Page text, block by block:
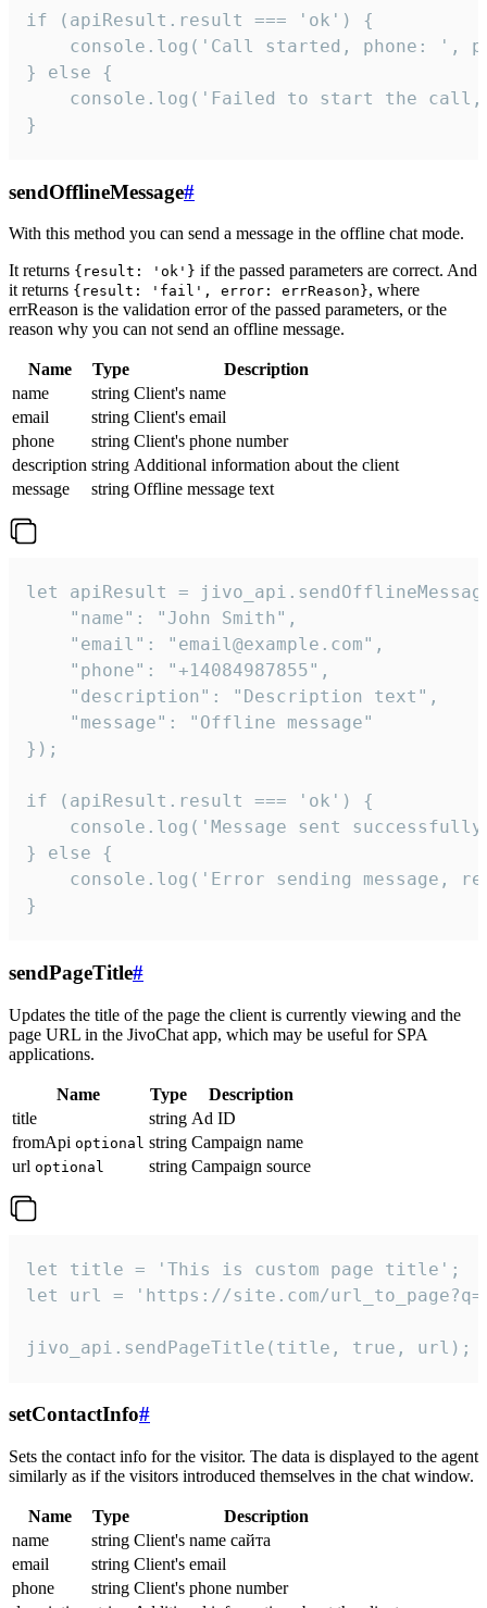
if (apiResult.result === 'ok') {
console.log('Call started, phone: ',
} else {
console.log('Failed to start the
}
sendOfflineMessage#
With this method you can send a message in the offline chat mode.
It returns {result: 'ok'} if the passed parameters are correct. And
it returns {result: 'fail', error: errReason}, where
errReason is the validation error of the passed parameters, or the
reason why you can not send an offline message.
Name Type
Description
name
string Client's name
email
string Client's email
phone
string Client's phone number
description string Additional information about the client
message
string Offline message text
let apiResult =
    "name": "John Smith",
    "email": "email@example.com",
    "phone": "+14084987855",
    "description": "Description text",
    "message": "Offline message"
});
if (apiResult.result === 'ok') {
console.log('Message sent
} else {
console.log('Error sending message,
}
sendPageTitle#
Updates the title of the page the client is currently viewing and the
page URL in the JivoChat app, which may be useful for SPA
applications.
Name Type
Description
title
string Ad ID
fromApi optional string Campaign name
url optional string Campaign source
let title = 'This is custom page title';
let url = 'https://site.com/
jivo_api.sendPageTitle(title, true, url);
setContactInfo#
Sets the contact info for the visitor. The data is displayed to the agent
similarly as if the visitors introduced themselves in the chat window.
Name Type
Description
name
string Client's name сайта
email
string Client's email
phone
string Client's phone number